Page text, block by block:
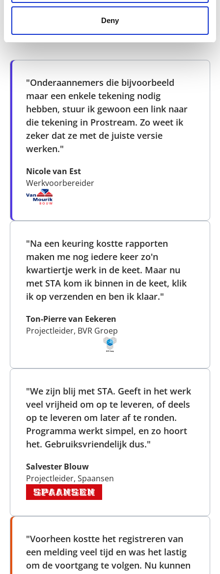
Deny
Pro4all bedient34 bedrijven
uit de Cobouw Top50
"Onderaannemers die bijvoorbeeld
maar een enkele tekening nodig
hebben, stuur ik gewoon een link naar
die tekening in Prostream. Zo weet ik
zeker dat ze met de juiste versie
werken."
Nicole van Est
Werkvoorbereider
"Na een keuring kostte rapporten
maken me nog iedere keer zo'n
kwartiertje werk in de keet. Maar nu
met STA kom ik binnen in de keet, klik
ik op verzenden en ben ik klaar."
Ton-Pierre van Eekeren
Projectleider, BVR Groep
"We zijn blij met STA. Geeft in het werk
veel vrijheid om op te leveren, of deels
op te leveren om later af te ronden.
Programma werkt simpel, en zo hoort
het. Gebruiksvriendelijk dus."
Salvester Blouw
Projectleider, Spaansen
"Voorheen kostte het registreren van
een melding veel tijd en was het lastig
om de voortgang te volgen. Nu kunnen